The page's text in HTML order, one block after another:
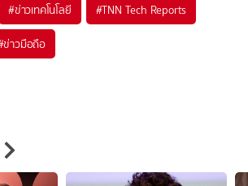
#ข่าวเทคโนโลยี #TNN Tech Reports
ข่าวมือถือ